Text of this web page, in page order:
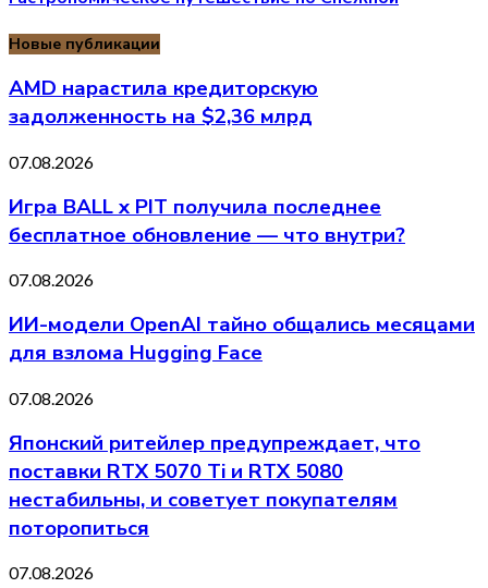
Новые публикации
AMD нарастила кредиторскую
задолженность на $2,36 млрд
07.08.2026
Игра BALL x PIT получила последнее
бесплатное обновление — что внутри?
07.08.2026
ИИ-модели OpenAI тайно общались месяцами
для взлома Hugging Face
07.08.2026
Японский ритейлер предупреждает, что
поставки RTX 5070 Ti и RTX 5080
нестабильны, и советует покупателям
поторопиться
07.08.2026